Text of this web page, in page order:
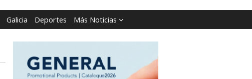
Galicia Deportes Más Noticias